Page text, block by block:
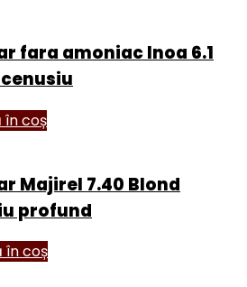
fara amoniac Inoa 6.1
în coș
Majirel 7.40 Blond
profund
în coș